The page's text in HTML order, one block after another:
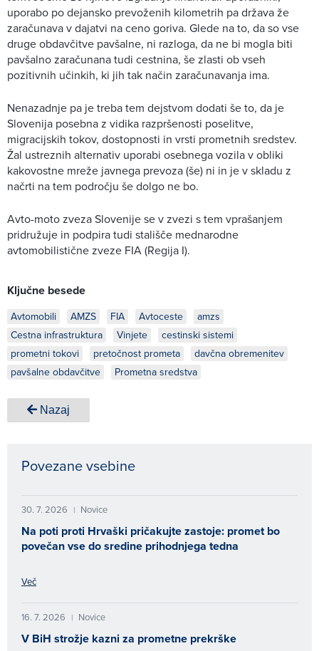
uporabo po dejansko prevoženih kilometrih pa država že
zaračunava v dajatvi na ceno goriva. Glede na to, da so vse
druge obdavčitve pavšalne, ni razloga, da ne bi mogla biti
pavšalno zaračunana tudi cestnina, še zlasti ob vseh
pozitivnih učinkih, ki jih tak način zaračunavanja ima.
Nenazadnje pa je treba tem dejstvom dodati še to, da je
Slovenija posebna z vidika razpršenosti poselitve,
migracijskih tokov, dostopnosti in vrsti prometnih sredstev.
Žal ustreznih alternativ uporabi osebnega vozila v obliki
kakovostne mreže javnega prevoza (še) ni in je v skladu z
načrti na tem področju še dolgo ne bo.
Avto-moto zveza Slovenije se v zvezi s tem vprašanjem
pridružuje in podpira tudi stališče mednarodne
avtomobilistične zveze FIA (Regija I).
Ključne besede
Avtomobili AMZS FIA Avtoceste
amzs
Cestna infrastruktura
Vinjete
cestinski sistemi
prometni tokovi
pretočnost prometa
davčna obremenitev
pavšalne obdavčitve
Prometna sredstva
Nazaj
Povezane vsebine
30. 7. 2026 | Novice
Na poti proti Hrvaški pričakujte zastoje: promet bo
povečan vse do sredine prihodnjega tedna
Več
16. 7. 2026 | Novice
V BiH strožje kazni za prometne prekrške